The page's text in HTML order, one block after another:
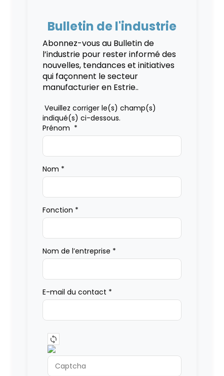
Bulletin de l'industrie
Abonnez-vous au Bulletin de
l’industrie pour rester informé des
nouvelles, tendances et initiatives
qui façonnent le secteur
manufacturier en Estrie..
Veuillez corriger le(s) champ(s)
indiqué(s) ci-dessous.
Prénom *
Nom *
Fonction *
Nom de l’entreprise *
E-mail du contact *